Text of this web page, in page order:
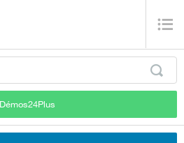
Démos24Plus